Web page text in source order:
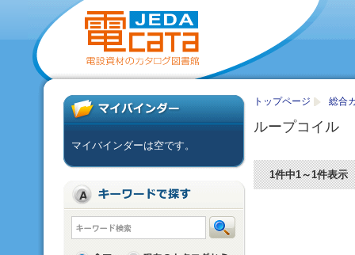
トップページ 総合
ループコイル
1件中1～1件表示
マイバインダーは空です。